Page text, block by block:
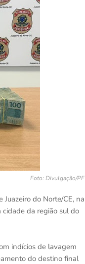
Foto: Divulgação/PF
do Norte/CE, na
da região sul do
indícios de lavagem
do destino final